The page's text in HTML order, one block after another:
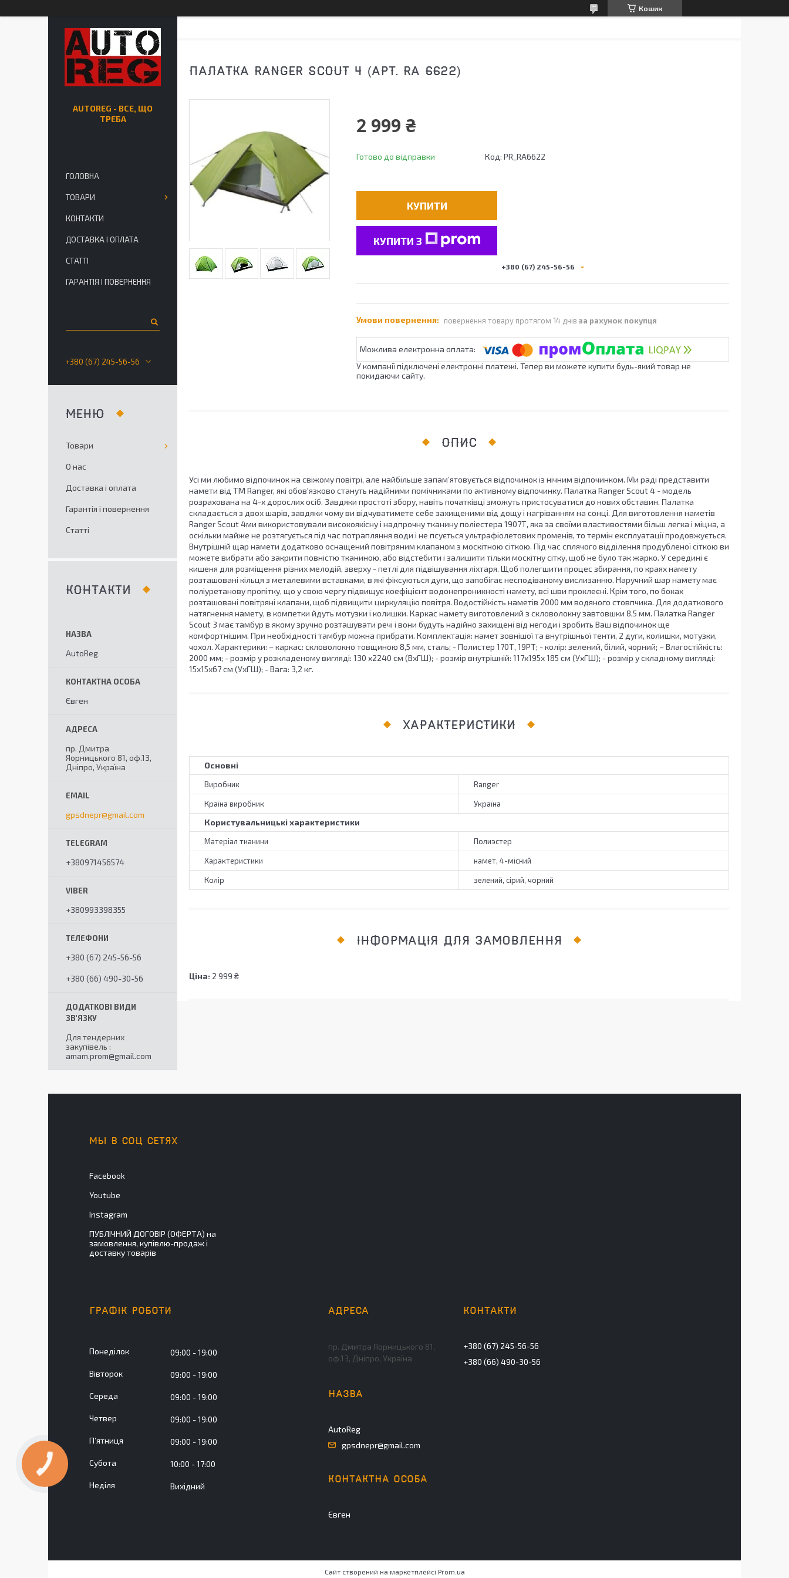
Кошик
ПАЛАТКА RANGER SCOUT 4 (АРТ. RA 6622)
2 999 ₴
Готово до відправки Код: PR_RA6622
КУПИТИ
КУПИТИ З
+380 (67) 245-56-56
повернення товару протягом 14 днів за рахунок покупця
У компанії підключені електронні платежі. Тепер ви можете купити будь-який товар не
покидаючи сайту.
ОПИС
Усі ми любимо відпочинок на свіжому повітрі, але найбільше запам’ятовується відпочинок із нічним відпочинком. Ми раді представити
намети від ТМ Ranger, які обов'язково стануть надійними помічниками по активному відпочинку. Палатка Ranger Scout 4 - модель
розрахована на 4-х дорослих осіб. Завдяки простоті збору, навіть початківці зможуть пристосуватися до нових обставин. Палатка
складається з двох шарів, завдяки чому ви відчуватимете себе захищеними від дощу і нагріванням на сонці. Для виготовлення наметів
Ranger Scout 4ми використовували високоякісну і надпрочну тканину поліестера 1907Т, яка за своїми властивостями більш легка і міцна, а
оскільки майже не розтягується під час потрапляння води і не псується ультрафіолетових променів, то термін експлуатації продовжується.
Внутрішній щар намети додатково оснащений повітряним клапаном з москітною сіткою. Під час сплячого відділення продубленої сіткою ви
можете вибрати або закрити повністю тканиною, або відстебити і залишити тільки москітну сітку, щоб не було так жарко. У середині є
кишеня для розміщення різних мелодій, зверху - петлі для підвішування ліхтаря. Щоб полегшити процес збирання, по краях намету
розташовані кільця з металевими вставками, в які фіксуються дуги, що запобігає несподіваному вислизанню. Наручний шар намету має
поліуретанову пропітку, що у свою чергу підвищує коефіцієнт водонепроникності намету, всі шви проклеєні. Крім того, по боках
розташовані повітряні клапани, щоб підвищити циркуляцію повітря. Водостійкість наметів 2000 мм водяного стовпчика. Для додаткового
натягнення намету, в компетки йдуть мотузки і колишки. Каркас намету виготовлений з скловолокну завтовшки 8,5 мм. Палатка Ranger
Scout 3 має тамбур в якому зручно розташувати речі і вони будуть надійно захищені від негоди і зробить Ваш відпочинок ще
комфортнішим. При необхідності тамбур можна прибрати. Комплектація: намет зовнішої та внутрішньої тенти, 2 дуги, колишки, мотузки,
чохол. Характерики: – каркас: скловолокно товщиною 8,5 мм, сталь; - Полистер 170Т, 19РТ; - колір: зелений, білий, чорний; – Влагостійкість:
2000 мм; - розмір у розкладеному вигляді: 130 x2240 см (ВхГШ); - розмір внутрішній: 117х195х 185 см (УхГШ); - розмір у складному вигляді:
15х15х67 см (УхГШ); - Вага: 3,2 кг.
ХАРАКТЕРИСТИКИ
Основні
Виробник Ranger
Країна виробник Україна
Користувальницькі характеристики
Матеріал тканини Полиэстер
Характеристики намет, 4-місний
Колір зелений, сірий, чорний
ІНФОРМАЦІЯ ДЛЯ ЗАМОВЛЕННЯ
Ціна: 2 999 ₴
AUTOREG - ВСЕ, ЩО
ТРЕБА
ГОЛОВНА
ТОВАРИ
КОНТАКТИ
ДОСТАВКА І ОПЛАТА
СТАТТІ
ГАРАНТІЯ І ПОВЕРНЕННЯ
+380 (67) 245-56-56
Товари
О нас
Доставка і оплата
Гарантія і повернення
Статті
КОНТАКТИ
AutoReg
Євген
пр. Дмитра
Яорницького 81, оф.13,
Дніпро, Україна
gpsdnepr@gmail.com
+380971456574
+380993398355
+380 (67) 245-56-56
+380 (66) 490-30-56
Для тендерних
закупівель
amam.prom@gmail.com
МЫ В СОЦ СЕТЯХ
Facebook
Youtube
Instagram
ПУБЛІЧНИЙ ДОГОВІР (ОФЕРТА) на
замовлення, купівлю-продаж і
доставку товарів
ГРАФІК РОБОТИ
Понеділок 09:00 19:00
Вівторок 09:00 19:00
Середа 09:00 19:00
Четвер 09:00 19:00
Пʼятниця 09:00 19:00
Субота 10:00 17:00
Неділя Вихідний
пр. Дмитра Яорницького 81,
оф.13, Дніпро, Україна
AutoReg
gpsdnepr@gmail.com
Євген
+380 (67) 245-56-56
+380 (66) 490-30-56
Сайт створений на маркетплейсі Prom.ua